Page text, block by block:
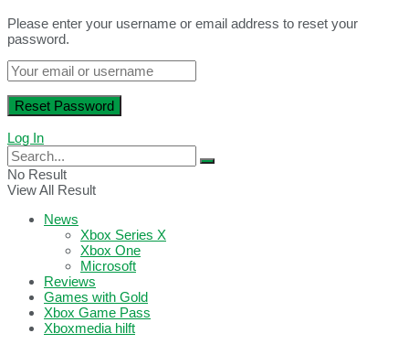
Please enter your username or email address to reset your
password.
Log In
No Result
View All Result
News
Xbox Series X
Xbox One
Microsoft
Reviews
Games with Gold
Xbox Game Pass
Xboxmedia hilft